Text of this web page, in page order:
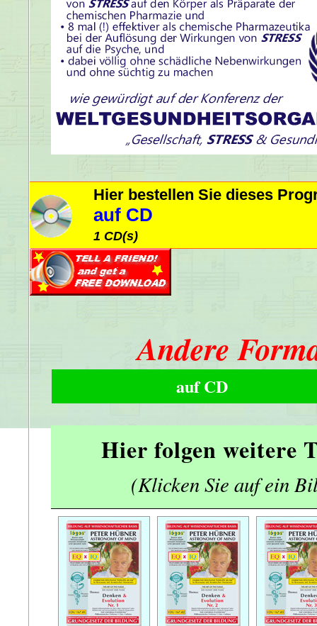
Hier bestellen Sie dieses
auf CD
1 CD(s)
Andere
auf CD
Hier folgen weitere
(Klicken Sie auf ein